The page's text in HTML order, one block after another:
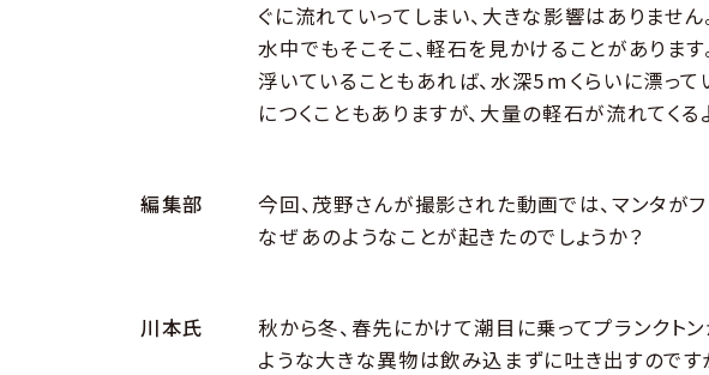
ぐに流れていってしまい、大きな影響はありません
水中でもそこそこ、軽石を見かけることがありま
浮いていることもあれば、水深5ｍくらいに漂っ
につくこともありますが、大量の軽石が流れてくる
編集部
今回、茂野さんが撮影された動画では、マンタが
なぜあのようなことが起きたのでしょうか？
川本氏
秋から冬、春先にかけて潮目に乗ってプランクト
ような大きな異物は飲み込まずに吐き出すのです